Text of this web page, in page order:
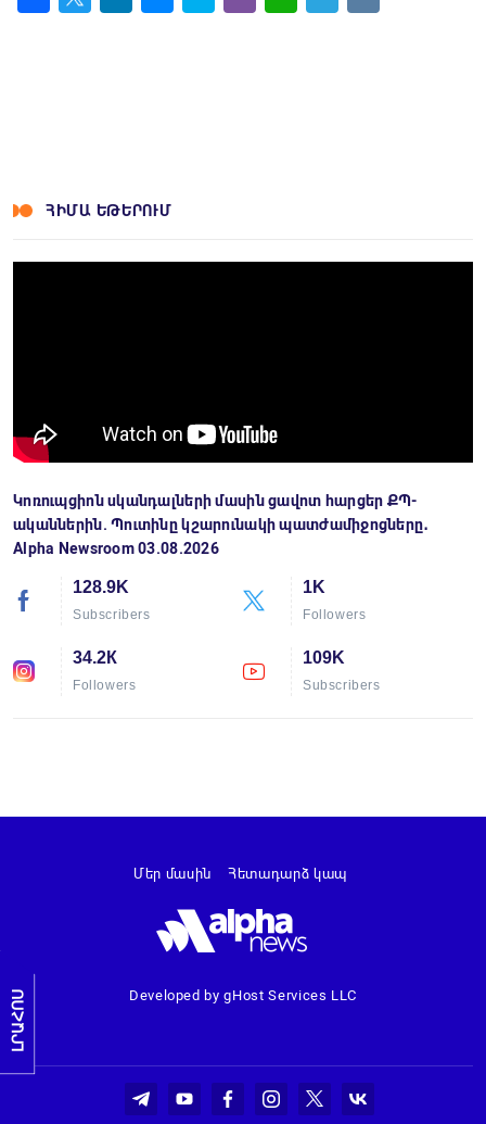
ՀԻՄԱ ԵԹԵՐՈՒՄ
Կոռուպցիոն սկանդալների մասին ցավոտ հարցեր ՔՊ-
ականներին. Պուտինը կշարունակի պատժամիջոցները․
Alpha Newsroom 03.08.2026
128.9K
Subscribers
1K
Followers
34.2К
Followers
109K
Subscribers
ԼՐԱՀՈՍ Developed by gHost Services LLC
Մեր մասին Հետադարձ կապ